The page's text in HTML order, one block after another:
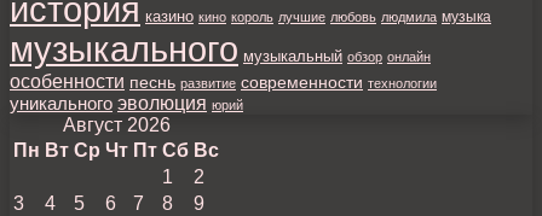
история казино кино король лучшие любовь людмила музыка
музыкального музыкальный обзор онлайн
особенности песнь развитие современности технологии
уникального эволюция юрий
Август 2026
Пн Вт Ср Чт Пт Сб Вс
1
2
3
4 5 6 7 8 9